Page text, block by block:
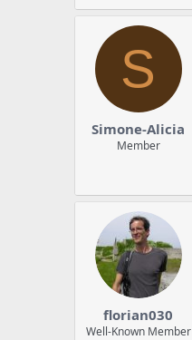
S
Simone-Alicia
Member
florian030
Well-Known Member